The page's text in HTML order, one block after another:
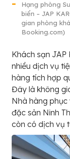
Hạng phòng
biển – JAP
gian phòng
Booking.com)
Khách sạn
nhiều dịch vụ
hàng tích hợp
Đây là không
Nhà hàng
đặc sản Ninh
còn có dịch vụ